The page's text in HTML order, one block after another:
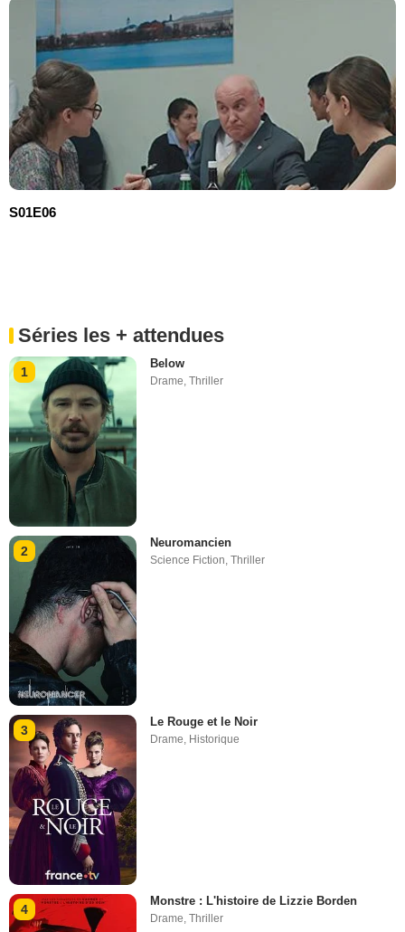
S01E06
Séries les + attendues
1
Below
Drame ,Thriller
2
Neuromancien
Science Fiction,Thriller
3
Le Rouge et le Noir
Drame, Historique
4
Monstre : L'histoire de Lizzie Borden
Drame,Thriller